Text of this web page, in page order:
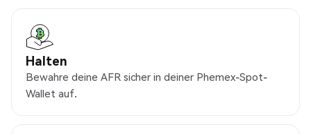
Halten
Bewahre deine AFR sicher in deiner Phemex-Spot-
Wallet auf.